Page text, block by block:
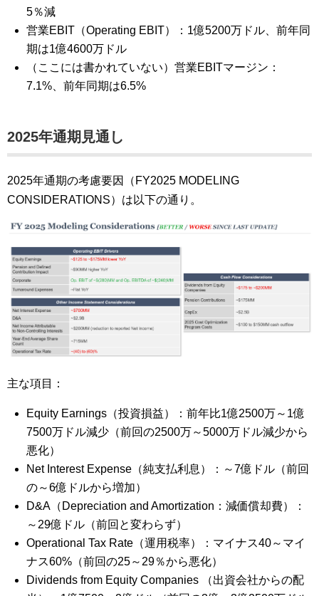
5％減
営業EBIT（Operating EBIT）：1億5200万ドル、前年同
期は1億4600万ドル
（ここには書かれていない）営業EBITマージン：
7.1%、前年同期は6.5%
2025年通期見通し
2025年通期の考慮要因（FY2025 MODELING
CONSIDERATIONS）は以下の通り。
主な項目：
Equity Earnings（投資損益）：前年比1億2500万～1億
7500万ドル減少（前回の2500万～5000万ドル減少から
悪化）
Net Interest Expense（純支払利息）：～7億ドル（前回
の～6億ドルから増加）
D&A（Depreciation and Amortization：減価償却費）：
～29億ドル（前回と変わらず）
Operational Tax Rate（運用税率）：マイナス40～マイ
ナス60%（前回の25～29％から悪化）
Dividends from Equity Companies （出資会社からの配